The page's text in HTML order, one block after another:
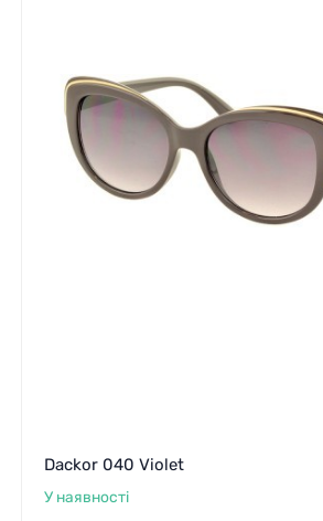
Dackor 040 Violet
У наявності